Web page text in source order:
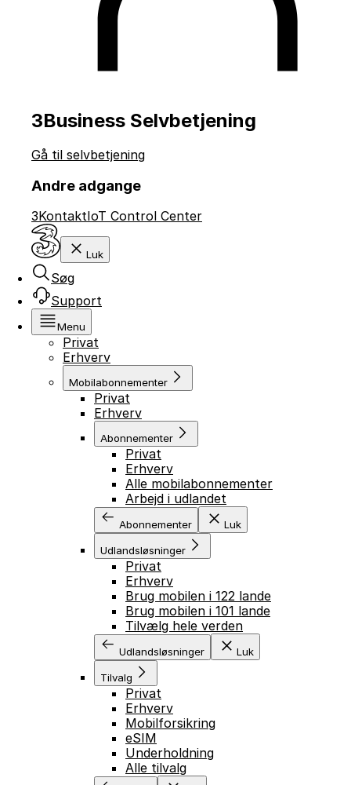
3Business Selvbetjening
Gå til selvbetjening
Andre adgange
3KontaktIoT Control Center
Luk
Søg
Support
Menu
Privat
Erhverv
Mobilabonnementer
Privat
Erhverv
Abonnementer
Privat
Erhverv
Alle mobilabonnementer
Arbejd i udlandet
Abonnementer Luk
Udlandsløsninger
Privat
Erhverv
Brug mobilen i 122 lande
Brug mobilen i 101 lande
Tilvælg hele verden
Udlandsløsninger Luk
Tilvalg
Privat
Erhverv
Mobilforsikring
eSIM
Underholdning
Alle tilvalg